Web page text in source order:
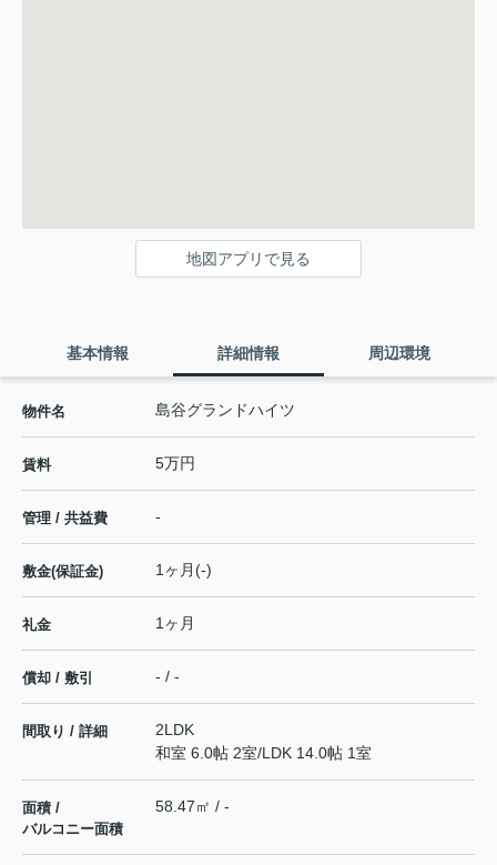
地図アプリで見る
基本情報 詳細情報 周辺環境
物件名 島谷グランドハイツ
賃料 5万円
管理 / 共益費 -
敷金(保証金) 1ヶ月(-)
礼金 1ヶ月
償却 / 敷引 - / -
間取り / 詳細
2LDK
和室 6.0帖 2室/LDK 14.0帖 1室
面積 /
バルコニー面積
58.47㎡ / -